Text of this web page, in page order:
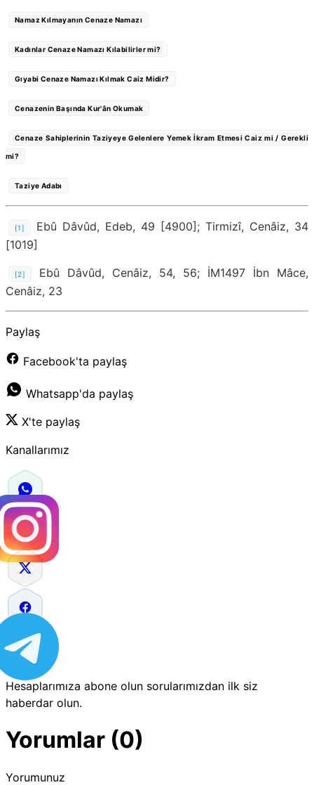
Namaz Kılmayanın Cenaze Namazı
Kadınlar Cenaze Namazı Kılabilirler mi?
Gıyabi Cenaze Namazı Kılmak Caiz Midir?
Cenazenin Başında Kur'ân Okumak
Cenaze Sahiplerinin Taziyeye Gelenlere Yemek İkram Etmesi Caiz mi / Gerekli
mi?
Taziye Adabı
[1]
Ebû Dâvûd, Edeb, 49 [4900]; Tirmizî, Cenâiz, 34
[1019]
[2]
Ebû Dâvûd, Cenâiz, 54, 56; İM1497 İbn Mâce,
Cenâiz, 23
Paylaş
Facebook'ta paylaş
Whatsapp'da paylaş
X'te paylaş
Kanallarımız
Hesaplarımıza abone olun sorularımızdan ilk siz
haberdar olun.
Yorumlar (0)
Yorumunuz